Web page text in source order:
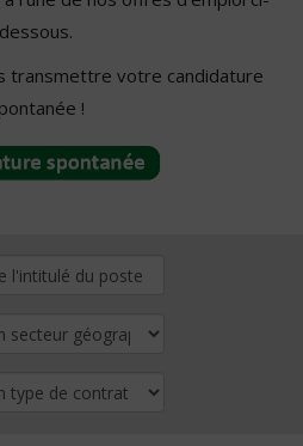
dessous.
transmettre votre candidature
!